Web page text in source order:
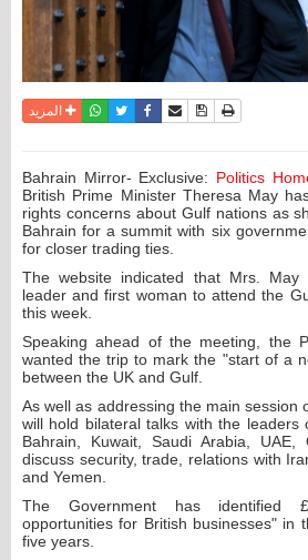
نسخة للطباعة
حفظ الموضوع
أرسل الى صديق
فيسبوكتويترواتسابالمزيد
Bahrain Mirror- Exclusive: Politics
British Prime Minister Theresa May
rights concerns about Gulf nations as
Bahrain for a summit with six
for closer trading ties.
The website indicated that Mrs.
leader and first woman to attend the
this week.
Speaking ahead of the meeting, the
wanted the trip to mark the "start of a
between the UK and Gulf.
As well as addressing the main session
will hold bilateral talks with the leaders
Bahrain, Kuwait, Saudi Arabia,
discuss security, trade, relations with
and Yemen.
The Government has identified
opportunities for British businesses" in
five years.